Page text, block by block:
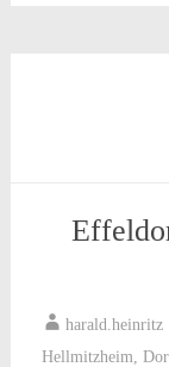
harald.heinritz
Hellmitzheim